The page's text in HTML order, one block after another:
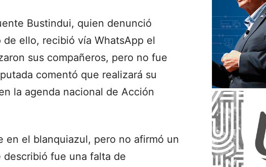
Bustindui, quien denunció
ello, recibió vía WhatsApp el
sus compañeros, pero no fue
comentó que realizará su
la agenda nacional de Acción
en el blanquiazul, pero no afirmó un
fue una falta de